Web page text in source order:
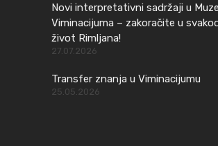
Novi interpretativni sadržaji u
Viminacijuma – zakoračite u
život Rimljana!
27.07.2026
Transfer znanja u Viminacijumu
25.05.2026